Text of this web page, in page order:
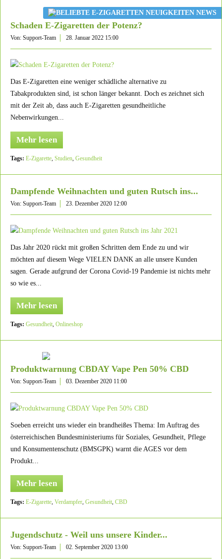
Schaden E-Zigaretten der Potenz?
Von: Support-Team 28. Januar 2022 15:00
Das E-Zigaretten eine weniger schädliche alternative zu
Tabakprodukten sind, ist schon länger bekannt. Doch es zeichnet sich
mit der Zeit ab, dass auch E-Zigaretten gesundheitliche
Nebenwirkungen...
Mehr lesen
Tags: E-Zigarette, Studien, Gesundheit
Dampfende Weihnachten und guten Rutsch ins...
Von: Support-Team 23. Dezember 2020 12:00
Das Jahr 2020 rückt mit großen Schritten dem Ende zu und wir
möchten auf diesem Wege VIELEN DANK an alle unsere Kunden
sagen. Gerade aufgrund der Corona Covid-19 Pandemie ist nichts mehr
so wie es...
Mehr lesen
Tags: Gesundheit, Onlineshop
Produktwarnung CBDAY Vape Pen 50% CBD
Von: Support-Team 03. Dezember 2020 11:00
Soeben erreicht uns wieder ein brandheißes Thema: Im Auftrag des
österreichischen Bundesministeriums für Soziales, Gesundheit, Pflege
und Konsumentenschutz (BMSGPK) warnt die AGES vor dem
Produkt...
Mehr lesen
Tags: E-Zigarette, Verdampfer, Gesundheit, CBD
Jugendschutz - Weil uns unsere Kinder...
Von: Support-Team 02. September 2020 13:00